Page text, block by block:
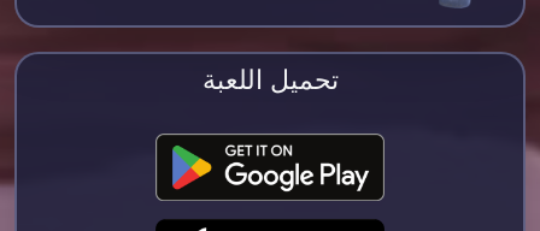
تحميل اللعبة